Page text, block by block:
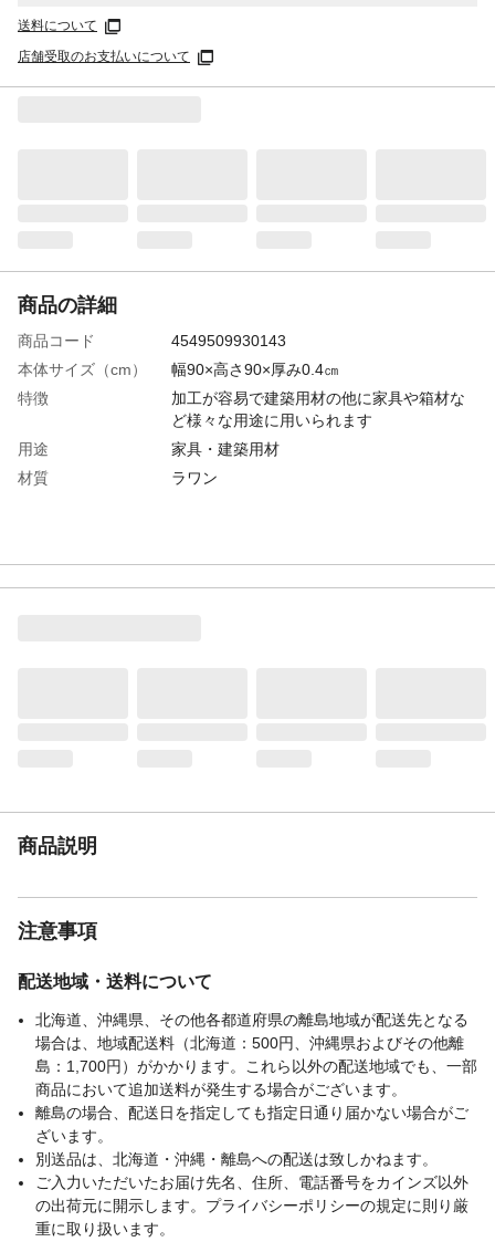
送料について
店舗受取のお支払いについて
商品の詳細
商品コード
4549509930143
本体サイズ（cm）
幅90×高さ90×厚み0.4㎝
特徴
加工が容易で建築用材の他に家具や箱材な
ど様々な用途に用いられます
用途
家具・建築用材
材質
ラワン
商品説明
注意事項
配送地域・送料について
北海道、沖縄県、その他各都道府県の離島地域が配送先となる
場合は、地域配送料（北海道：500円、沖縄県およびその他離
島：1,700円）がかかります。これら以外の配送地域でも、一部
商品において追加送料が発生する場合がございます。
離島の場合、配送日を指定しても指定日通り届かない場合がご
ざいます。
別送品は、北海道・沖縄・離島への配送は致しかねます。
ご入力いただいたお届け先名、住所、電話番号をカインズ以外
の出荷元に開示します。プライバシーポリシーの規定に則り厳
重に取り扱います。